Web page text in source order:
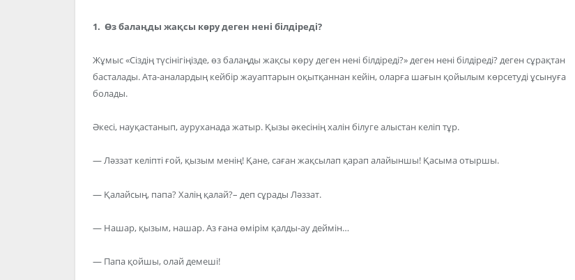
1. Өз балаңды жақсы көру деген нені білдіреді?
Жұмыс «Сіздің түсінігіңізде, өз балаңды жақсы көру деген нені білдіреді?» деген нені білдіреді? деген сұрақтан
басталады. Ата-аналардың кейбір жауаптарын оқытқаннан кейін, оларға шағын қойылым көрсетуді ұсынуға
болады.
Әкесі, науқастанып, ауруханада жатыр. Қызы әкесінің халін білуге алыстан келіп тұр.
— Ләззат келіпті ғой, қызым менің! Қане, саған жақсылап қарап алайыншы! Қасыма отыршы.
— Қалайсың, папа? Халің қалай?– деп сұрады Ләззат.
— Нашар, қызым, нашар. Аз ғана өмірім қалды-ау деймін…
— Папа қойшы, олай демеші!